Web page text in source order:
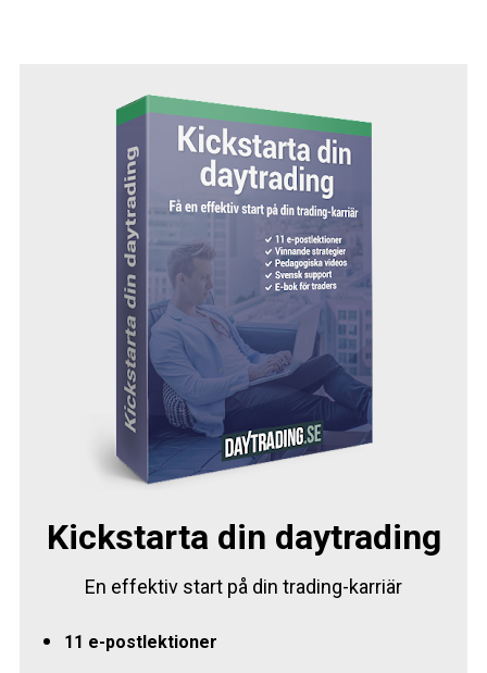
Kickstarta din daytrading
En effektiv start på din trading-karriär
11 e-postlektioner